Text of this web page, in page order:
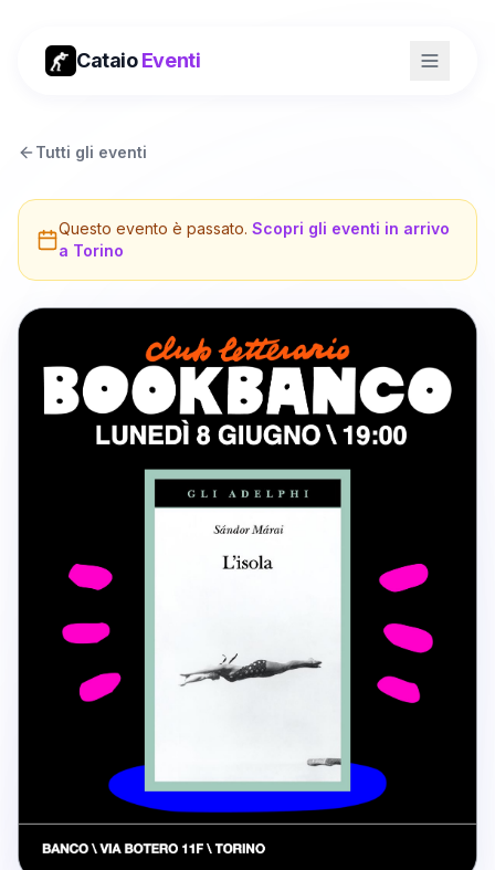
CataioEventi
Tutti gli eventi
Questo evento è passato. Scopri gli eventi in arrivo
a Torino